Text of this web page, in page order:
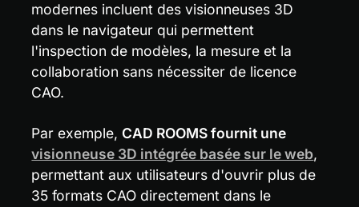
modernes incluent des visionneuses 3D
dans le navigateur qui permettent
l'inspection de modèles, la mesure et la
collaboration sans nécessiter de licence
CAO.
Par exemple, CAD ROOMS fournit une
visionneuse 3D intégrée basée sur le web,
permettant aux utilisateurs d'ouvrir plus de
35 formats CAO directement dans le